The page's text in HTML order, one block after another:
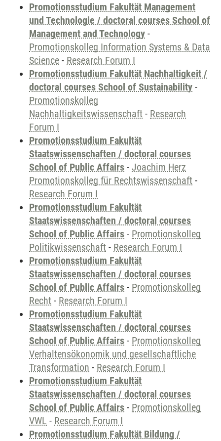
Promotionsstudium Fakultät Management
und Technologie / doctoral courses School of
Management and Technology -
Promotionskolleg Information Systems & Data
Science - Research Forum I
Promotionsstudium Fakultät Nachhaltigkeit /
doctoral courses School of Sustainability -
Promotionskolleg
Nachhaltigkeitswissenschaft - Research
Forum I
Promotionsstudium Fakultät
Staatswissenschaften / doctoral courses
School of Public Affairs - Joachim Herz
Promotionskolleg für Rechtswissenschaft -
Research Forum I
Promotionsstudium Fakultät
Staatswissenschaften / doctoral courses
School of Public Affairs - Promotionskolleg
Politikwissenschaft - Research Forum I
Promotionsstudium Fakultät
Staatswissenschaften / doctoral courses
School of Public Affairs - Promotionskolleg
Recht - Research Forum I
Promotionsstudium Fakultät
Staatswissenschaften / doctoral courses
School of Public Affairs - Promotionskolleg
Verhaltensökonomik und gesellschaftliche
Transformation - Research Forum I
Promotionsstudium Fakultät
Staatswissenschaften / doctoral courses
School of Public Affairs - Promotionskolleg
VWL - Research Forum I
Promotionsstudium Fakultät Bildung /